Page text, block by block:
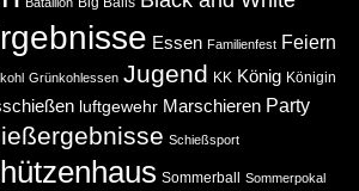
Essen Familienfest Feiern
Grünkohlessen Jugend KK König Königin
luftgewehr Marschieren Party
Schießsport
Sommerball Sommerpokal